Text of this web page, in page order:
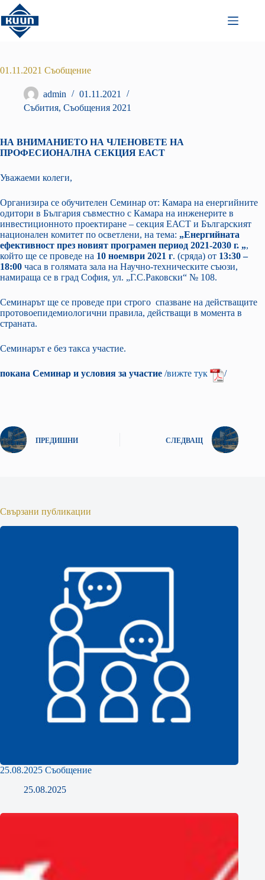
Преминаване
към
съдържанието
01.11.2021 Съобщение
admin
01.11.2021
Събития, Съобщения 2021
НА ВНИМАНИЕТО НА ЧЛЕНОВЕТЕ НА
ПРОФЕСИОНАЛНА СЕКЦИЯ ЕАСТ
Уважаеми колеги,
Организира се обучителен Семинар от: Камара на енергийните
одитори в България съвместно с Камара на инженерите в
инвестиционното проектиране – секция ЕАСТ и Българският
национален комитет по осветлени, на тема: „Енергийната
ефективност през новият програмен период 2021-2030 г. „,
който ще се проведе на 10 ноември 2021 г. (сряда) от 13:30 –
18:00 часа в голямата зала на Научно-техническите съюзи,
намираща се в град София, ул. „Г.С.Раковски“ № 108.
Семинарът ще се проведе при строго спазване на действащите
протовоепидемиологични правила, действащи в момента в
страната.
Семинарът е без такса участие.
покана Семинар и условия за участие /вижте тук /
ПРЕДИШНИ СЛЕДВАЩ
Свързани публикации
25.08.2025 Съобщение
25.08.2025